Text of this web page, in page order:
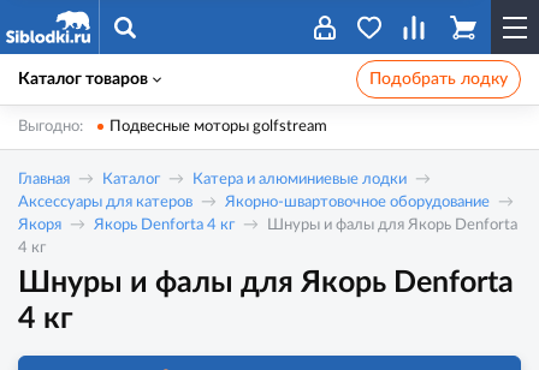
Каталог товаров Подобрать лодку
Выгодно: Подвесные моторы golfstream
Главная Каталог
Катера и алюминиевые лодки
Аксессуары для катеров
Якорно-швартовочное оборудование
Якоря
Якорь Denforta 4 кг
Шнуры и фалы для Якорь Denforta
4 кг
Шнуры и фалы для Якорь Denforta
4 кг